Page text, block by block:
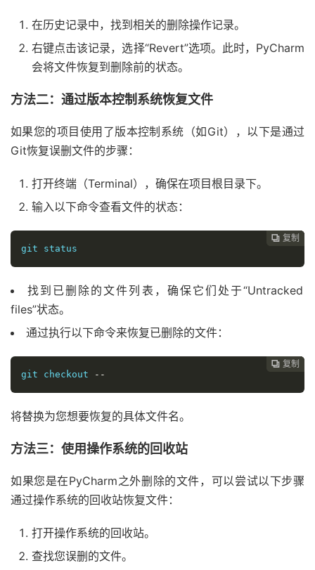
在历史记录中，找到相关的删除操作记录。
右键点击该记录，选择“Revert”选项。此时，PyCharm
会将文件恢复到删除前的状态。
方法二：通过版本控制系统恢复文件
如果您的项目使用了版本控制系统（如Git），以下是通过
Git恢复误删文件的步骤：
打开终端（Terminal），确保在项目根目录下。
输入以下命令查看文件的状态：
 复制
 复制
 复制
 复制
git status
找到已删除的文件列表，确保它们处于“Untracked
files”状态。
通过执行以下命令来恢复已删除的文件：
 复制
 复制
 复制
git checkout
--
将替换为您想要恢复的具体文件名。
方法三：使用操作系统的回收站
如果您是在PyCharm之外删除的文件，可以尝试以下步骤
通过操作系统的回收站恢复文件：
打开操作系统的回收站。
查找您误删的文件。